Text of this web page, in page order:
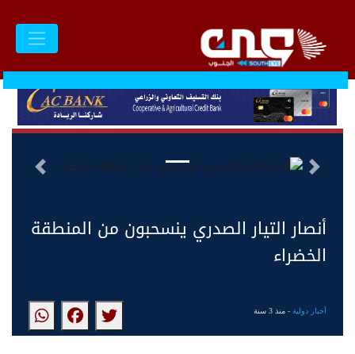
أنصار التيار الصدري ينسحبون
الصدر
التالى السابق
أنصار التيار الصدري ينسحبون من المنطقة
الخضراء
أخبار دولية- منذ 3 سنة